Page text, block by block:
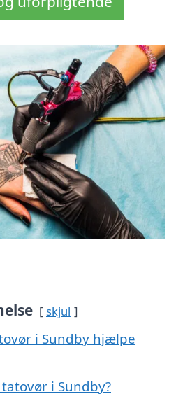
skjul
i Sundby hjælpe
i Sundby?